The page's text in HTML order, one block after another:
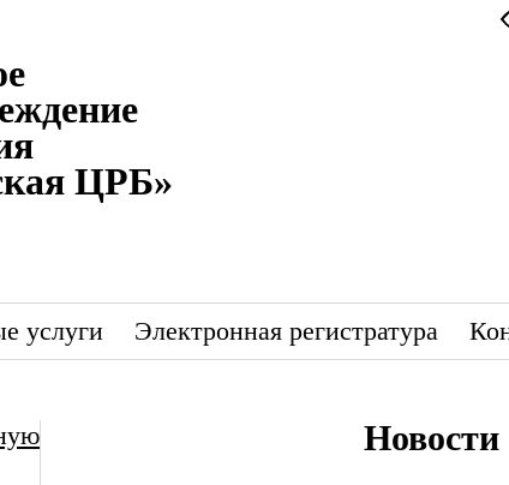
ЦРБ»
услуги Электронная регистратура
Новости